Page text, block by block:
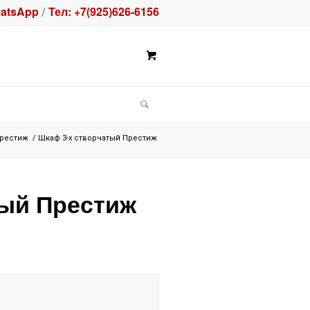
/ Тел: +7(925)626-6156
/ Шкаф 3-х створчатый Престиж
Престиж